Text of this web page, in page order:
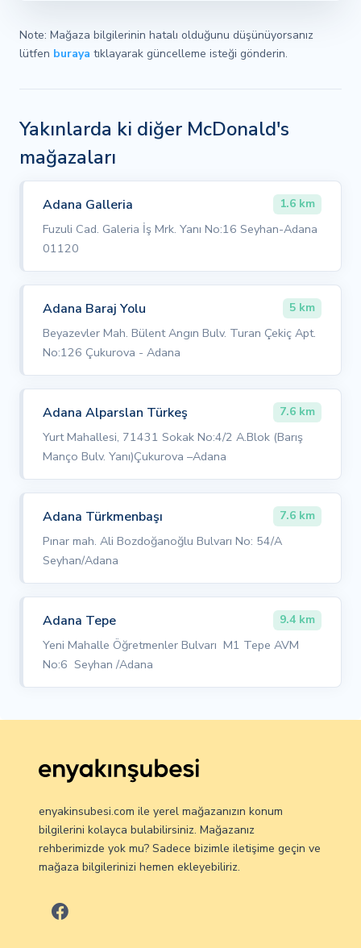
Note: Mağaza bilgilerinin hatalı olduğunu düşünüyorsanız
lütfen buraya tıklayarak güncelleme isteği gönderin.
Yakınlarda ki diğer McDonald's
mağazaları
Adana Galleria 1.6 km
Fuzuli Cad. Galeria İş Mrk. Yanı No:16 Seyhan-Adana
01120
Adana Baraj Yolu 5 km
Beyazevler Mah. Bülent Angın Bulv. Turan Çekiç Apt.
No:126 Çukurova - Adana
Adana Alparslan Türkeş 7.6 km
Yurt Mahallesi, 71431 Sokak No:4/2 A.Blok (Barış
Manço Bulv. Yanı)Çukurova –Adana
Adana Türkmenbaşı 7.6 km
Pınar mah. Ali Bozdoğanoğlu Bulvarı No: 54/A
Seyhan/Adana
Adana Tepe 9.4 km
Yeni Mahalle Öğretmenler Bulvarı M1 Tepe AVM
No:6 Seyhan /Adana
enyakinsubesi.com ile yerel mağazanızın konum
bilgilerini kolayca bulabilirsiniz. Mağazanız
rehberimizde yok mu? Sadece bizimle iletişime geçin ve
mağaza bilgilerinizi hemen ekleyebiliriz.